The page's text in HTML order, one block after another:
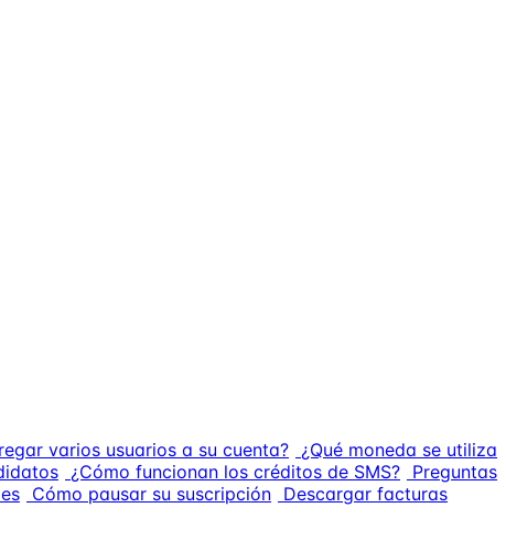
varios usuarios a su cuenta? ¿Qué moneda se utiliza
¿Cómo funcionan los créditos de SMS? Preguntas
Cómo pausar su suscripción Descargar facturas